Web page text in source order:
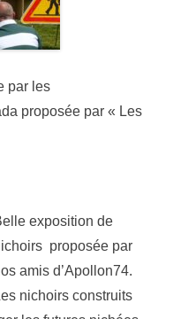
par les
proposée par « Les
exposition de
proposée par
amis d’Apollon74.
nichoirs construits